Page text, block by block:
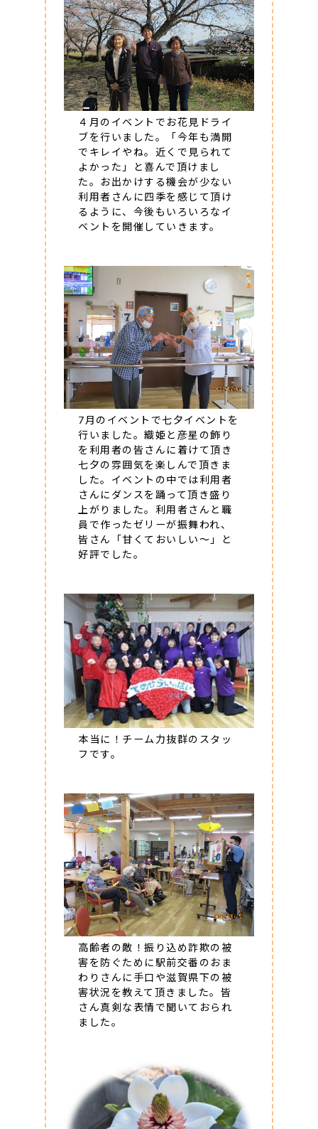
４月のイベントでお花見ドライ
ブを行いました。「今年も満開
でキレイやね。近くで見られて
よかった」と喜んで頂けまし
た。お出かけする機会が少ない
利用者さんに四季を感じて頂け
るように、今後もいろいろなイ
ベントを開催していきます。
7月のイベントで七夕イベントを
行いました。織姫と彦星の飾り
を利用者の皆さんに着けて頂き
七夕の雰囲気を楽しんで頂きま
した。イベントの中では利用者
さんにダンスを踊って頂き盛り
上がりました。利用者さんと職
員で作ったゼリーが振舞われ、
皆さん「甘くておいしい～」と
好評でした。
本当に！チーム力抜群のスタッ
フです。
高齢者の敵！振り込め詐欺の被
害を防ぐために駅前交番のおま
わりさんに手口や滋賀県下の被
害状況を教えて頂きました。皆
さん真剣な表情で聞いておられ
ました。